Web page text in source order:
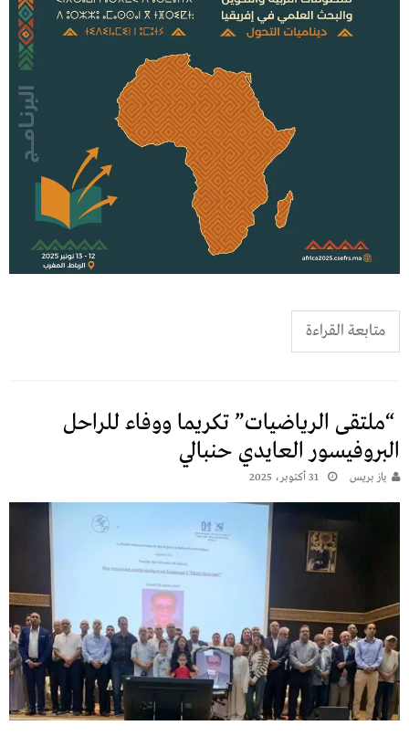
متابعة القراءة
“ملتقى الرياضيات” تكريما ووفاء للراحل
البروفيسور العايدي حنبالي
يـاز بريـس 31 أكتوبر، 2025